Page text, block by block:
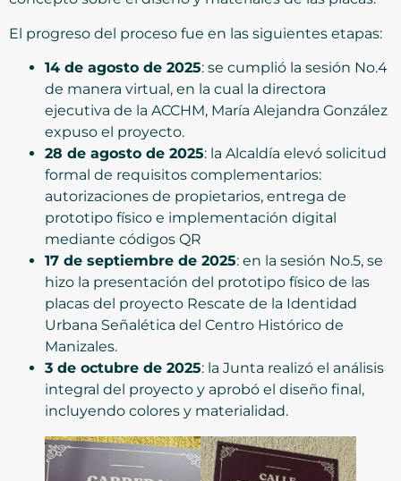
El progreso del proceso fue en las siguientes etapas:
14 de agosto de 2025: se cumplió la sesión No.4
de manera virtual, en la cual la directora
ejecutiva de la ACCHM, María Alejandra González
expuso el proyecto.
28 de agosto de 2025: la Alcaldía elevó solicitud
formal de requisitos complementarios:
autorizaciones de propietarios, entrega de
prototipo físico e implementación digital
mediante códigos QR
17 de septiembre de 2025: en la sesión No.5, se
hizo la presentación del prototipo físico de las
placas del proyecto Rescate de la Identidad
Urbana Señalética del Centro Histórico de
Manizales.
3 de octubre de 2025: la Junta realizó el análisis
integral del proyecto y aprobó el diseño final,
incluyendo colores y materialidad.